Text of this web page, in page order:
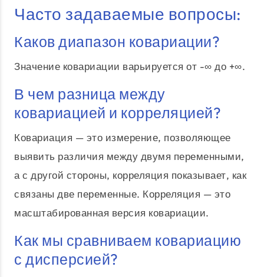
Часто задаваемые вопросы:
Каков диапазон ковариации?
Значение ковариации варьируется от -∞ до +∞.
В чем разница между
ковариацией и корреляцией?
Ковариация — это измерение, позволяющее
выявить различия между двумя переменными,
а с другой стороны, корреляция показывает, как
связаны две переменные. Корреляция — это
масштабированная версия ковариации.
Как мы сравниваем ковариацию
с дисперсией?